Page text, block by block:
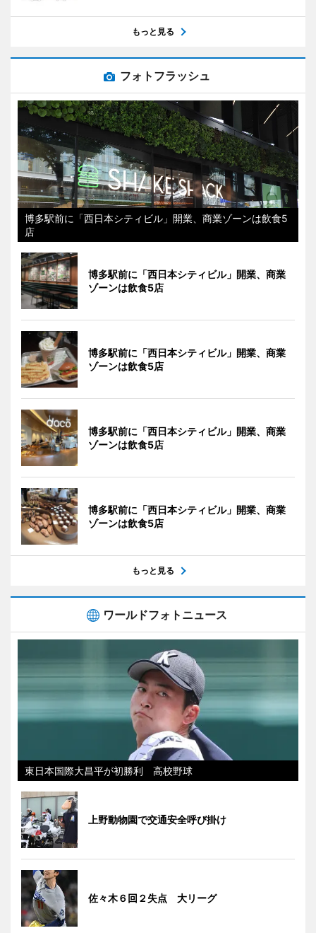
もっと見る
フォトフラッシュ
博多駅前に「西日本シティビル」開業、商業ゾーンは飲食5
店
博多駅前に「西日本シティビル」開業、商業
ゾーンは飲食5店
博多駅前に「西日本シティビル」開業、商業
ゾーンは飲食5店
博多駅前に「西日本シティビル」開業、商業
ゾーンは飲食5店
博多駅前に「西日本シティビル」開業、商業
ゾーンは飲食5店
もっと見る
ワールドフォトニュース
東日本国際大昌平が初勝利 高校野球
上野動物園で交通安全呼び掛け
佐々木６回２失点 大リーグ